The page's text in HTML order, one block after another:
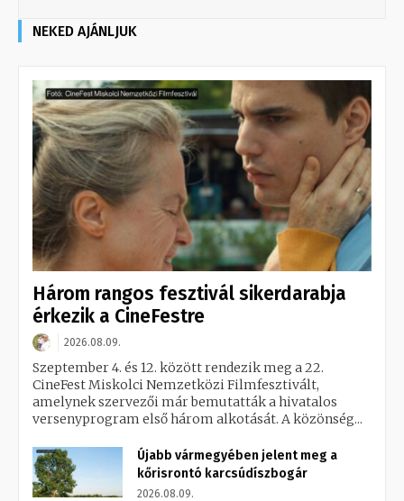
NEKED AJÁNLJUK
Három rangos fesztivál sikerdarabja
érkezik a CineFestre
2026.08.09.
Szeptember 4. és 12. között rendezik meg a 22.
CineFest Miskolci Nemzetközi Filmfesztivált,
amelynek szervezői már bemutatták a hivatalos
versenyprogram első három alkotását. A közönség...
Újabb vármegyében jelent meg a
kőrisrontó karcsúdíszbogár
2026.08.09.